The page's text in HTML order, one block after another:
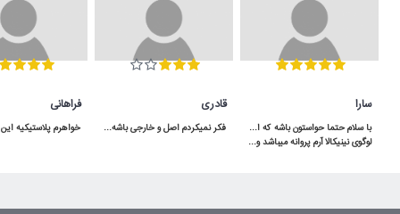
سارا
لوگوی نینیکالا آرم پروانه میباشد و باید دقت کنن و آدرس سایت هم ninikala.com
قادری
فکر نمیکردم اصل و خارجی باشه و اینقدر به موقع به دستم برسه برعکس بقیه ی پیجا که بد قولن
فراهانی